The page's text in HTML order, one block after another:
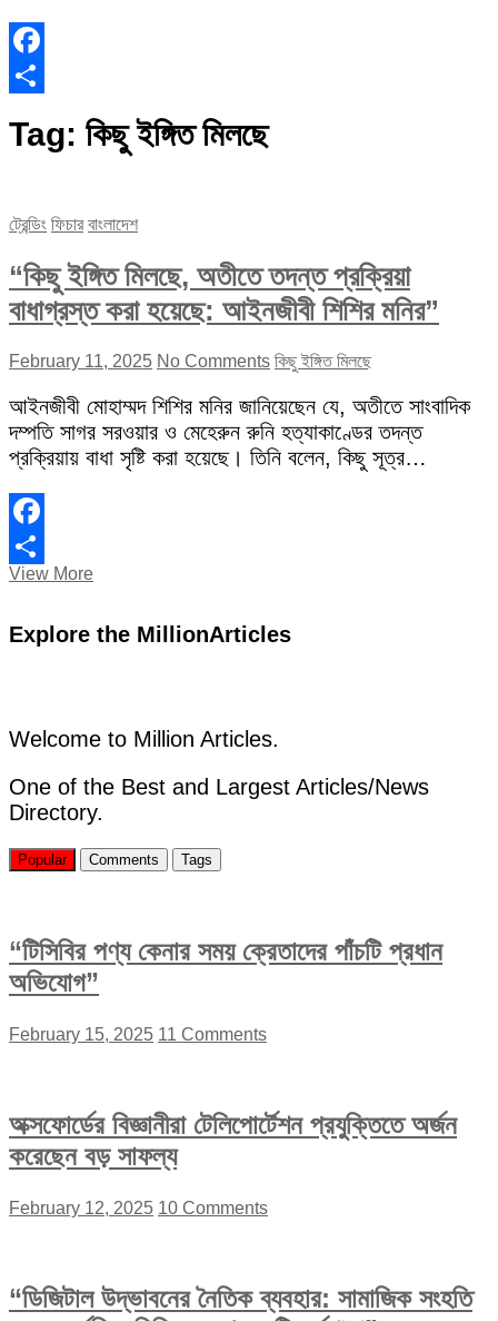
Facebook
Tag: কিছু ইঙ্গিত মিলছে
ট্রেন্ডিং ফিচার বাংলাদেশ
“কিছু ইঙ্গিত মিলছে, অতীতে তদন্ত প্রক্রিয়া
বাধাগ্রস্ত করা হয়েছে: আইনজীবী শিশির মনির”
February 11, 2025 No Comments কিছু ইঙ্গিত মিলছে
আইনজীবী মোহাম্মদ শিশির মনির জানিয়েছেন যে, অতীতে সাংবাদিক
দম্পতি সাগর সরওয়ার ও মেহেরুন রুনি হত্যাকাণ্ডের তদন্ত
প্রক্রিয়ায় বাধা সৃষ্টি করা হয়েছে। তিনি বলেন, কিছু সূত্র…
Facebook
Share
View More“কিছু
অতীতে
হয়েছে:
আইনজীবী
মনির”
Explore the MillionArticles
Welcome to Million Articles.
One of the Best and Largest Articles/News
Directory.
Popular Comments Tags
“টিসিবির পণ্য কেনার সময় ক্রেতাদের পাঁচটি প্রধান
অভিযোগ”
February 15, 2025 11 Comments
অক্সফোর্ডের বিজ্ঞানীরা টেলিপোর্টেশন প্রযুক্তিতে অর্জন
করেছেন বড় সাফল্য
February 12, 2025 10 Comments
“ডিজিটাল উদ্ভাবনের নৈতিক ব্যবহার: সামাজিক সংহতি